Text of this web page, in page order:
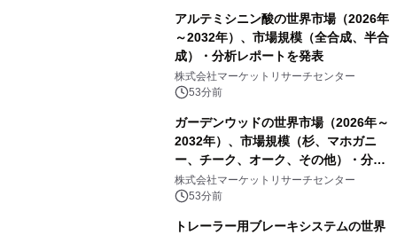
アルテミシニン酸の世界市場（2026年
～2032年）、市場規模（全合成、半合
成）・分析レポートを発表
株式会社マーケットリサーチセンター
53分前
ガーデンウッドの世界市場（2026年～
2032年）、市場規模（杉、マホガニ
ー、チーク、オーク、その他）・分析
レポートを発表
株式会社マーケットリサーチセンター
53分前
トレーラー用ブレーキシステムの世界